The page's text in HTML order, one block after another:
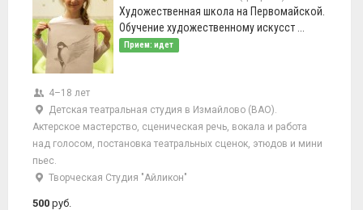
Художественная школа на Первомайской.
Обучение художественному искусст ...
Прием: идет
4–18 лет
Детская театральная студия в Измайлово (ВАО).
Актерское мастерство, сценическая речь, вокала и работа
над голосом, постановка театральных сценок, этюдов и мини
пьес.
Творческая Студия "Айликон"
500 руб.